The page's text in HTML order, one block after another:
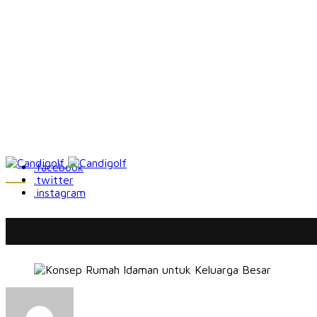
.facebook
.twitter
.instagram